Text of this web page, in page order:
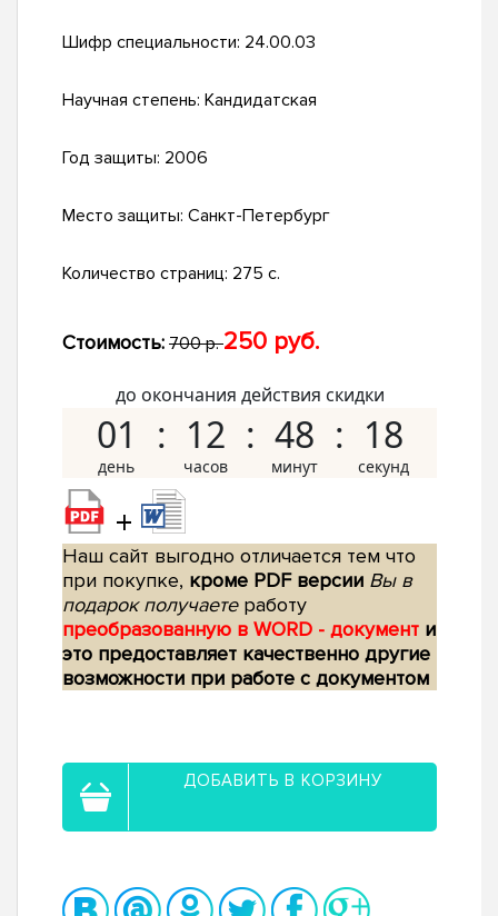
Шифр специальности: 24.00.03
Научная степень: Кандидатская
Год защиты: 2006
Место защиты: Санкт-Петербург
Количество страниц: 275 с.
Стоимость: 700 р.250 руб.
до окончания действия скидки
01 12 48 17
+
Наш сайт выгодно отличается тем что
при покупке, кроме PDF версии Вы в
подарок получаетеработу
преобразованную в WORD - документ и
это предоставляет качественно другие
возможности при работе с документом
ДОБАВИТЬ В КОРЗИНУ